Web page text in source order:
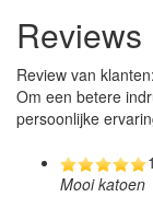
Reviews
Review van klanten:
Om een betere
persoonlijke
Mooi katoen